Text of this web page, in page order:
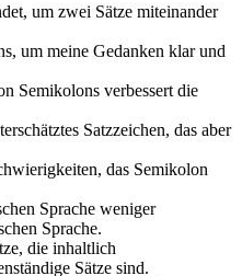
um zwei Sätze miteinander
um meine Gedanken klar und
Semikolons verbessert die
Satzzeichen, das aber
das Semikolon
Sprache weniger
Sprache.
die inhaltlich
Sätze sind.